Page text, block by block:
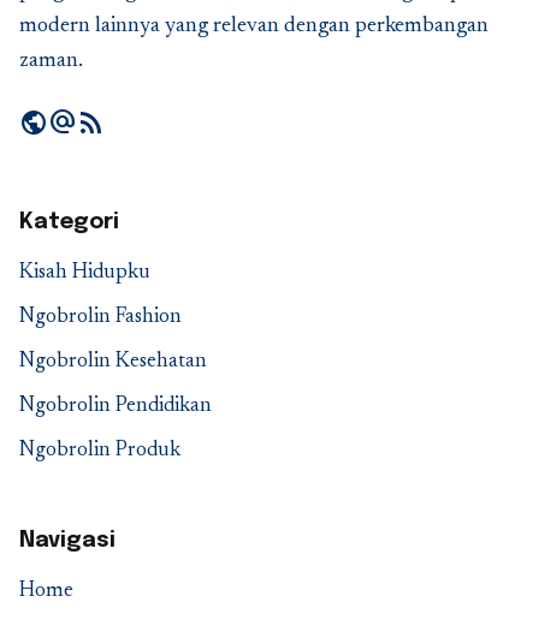
modern lainnya yang relevan dengan perkembangan
zaman.
publicalternate_emailrss_feed
Kategori
Kisah Hidupku
Ngobrolin Fashion
Ngobrolin Kesehatan
Ngobrolin Pendidikan
Ngobrolin Produk
Navigasi
Home